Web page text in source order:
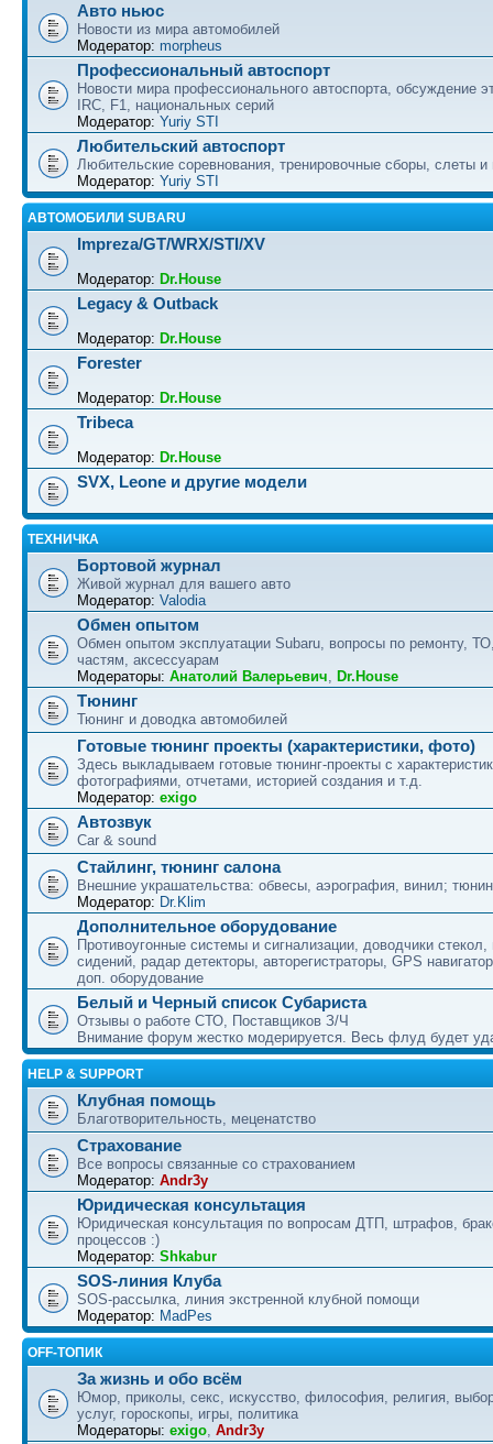
Авто ньюс
Новости из мира автомобилей
Модератор: morpheus
Профессиональный автоспорт
Новости мира профессионального автоспорта, обсуждение
IRC, F1, национальных серий
Модератор: Yuriy STI
Любительский автоспорт
Любительские соревнования, тренировочные сборы, слеты и
Модератор: Yuriy STI
АВТОМОБИЛИ SUBARU
Impreza/GT/WRX/STI/XV
Модератор: Dr.House
Legacy & Outback
Модератор: Dr.House
Forester
Модератор: Dr.House
Tribeca
Модератор: Dr.House
SVX, Leone и другие модели
ТЕХНИЧКА
Бортовой журнал
Живой журнал для вашего авто
Модератор: Valodia
Обмен опытом
Обмен опытом эксплуатации Subaru, вопросы по ремонту,
частям, аксессуарам
Модераторы: Анатолий Валерьевич, Dr.House
Тюнинг
Тюнинг и доводка автомобилей
Готовые тюнинг проекты (характеристики, фото)
Здесь выкладываем готовые тюнинг-проекты с
фотографиями, отчетами, историей создания и т.д.
Модератор: exigo
Автозвук
Car & sound
Стайлинг, тюнинг салона
Внешние украшательства: обвесы, аэрография, винил;
Модератор: Dr.Klim
Дополнительное оборудование
Противоугонные системы и сигнализации, доводчики стекол,
сидений, радар детекторы, авторегистраторы, GPS
доп. оборудование
Белый и Черный список Субариста
Отзывы о работе СТО, Поставщиков З/Ч
Внимание форум жестко модерируется. Весь флуд будет
HELP & SUPPORT
Клубная помощь
Благотворительность, меценатство
Страхование
Все вопросы связанные со страхованием
Модератор: Andr3y
Юридическая консультация
Юридическая консультация по вопросам ДТП, штрафов,
процессов :)
Модератор: Shkabur
SOS-линия Клуба
SOS-рассылка, линия экстренной клубной помощи
Модератор: MadPes
OFF-ТОПИК
За жизнь и обо всём
Юмор, приколы, секс, искусство, философия, религия,
услуг, гороскопы, игры, политика
Модераторы: exigo, Andr3y